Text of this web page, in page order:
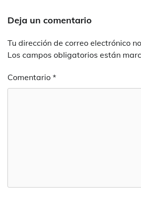
Deja un comentario
Tu dirección de correo electrónico
Los campos obligatorios están
Comentario *